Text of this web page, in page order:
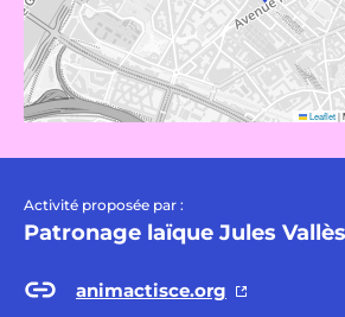
Leaflet|
Activité proposée par :
Patronage laïque Jules Vallès
animactisce.org